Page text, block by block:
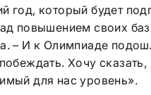
год, который будет
повышением своих
– И к Олимпиаде
Хочу
для нас уровень».